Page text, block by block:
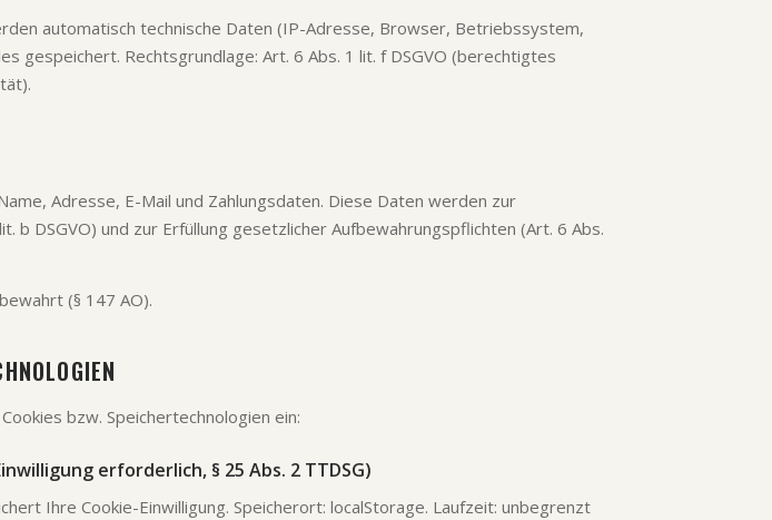
automatisch technische Daten (IP-Adresse, Browser, Betriebssystem,
gespeichert. Rechtsgrundlage: Art. 6 Abs. 1 lit. f DSGVO (berechtigtes
Adresse, E-Mail und Zahlungsdaten. Diese Daten werden zur
b DSGVO) und zur Erfüllung gesetzlicher Aufbewahrungspflichten (Art. 6 Abs.
(§ 147 AO).
bzw. Speichertechnologien ein:
erforderlich, § 25 Abs. 2 TTDSG)
Ihre Cookie-Einwilligung. Speicherort: localStorage. Laufzeit: unbegrenzt